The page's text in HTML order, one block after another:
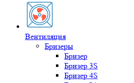
Вентиляция
Бризеры
Бризер
Бризер 3S
Бризер 4S